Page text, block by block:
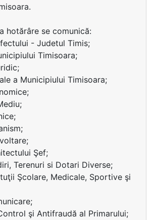
hotărâre se comunică:
- Judetul Timis;
Timisoara;
a Municipiului Timisoara;
Şef;
Terenuri si Dotari Diverse;
Şcolare, Medicale, Sportive şi
şi Antifraudă al Primarului;